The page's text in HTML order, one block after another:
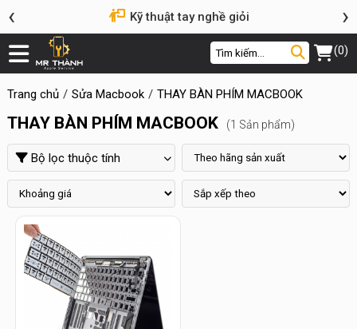
Kỹ thuật tay nghề giỏi
‹ ›
(0)
Trang chủ Sửa Macbook THAY BÀN PHÍM MACBOOK
THAY BÀN PHÍM MACBOOK (1 Sản phẩm)
Bộ lọc thuộc tính